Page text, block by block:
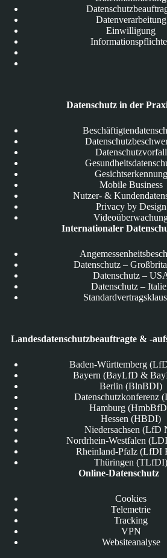
Datenverarbeitung
Einwilligung
Datenschutz in der
Datenschutzvorfall
Gesichtserkennung
Mobile Business
Nutzer- &
Privacy by Design
Internationaler
Datenschutz –
Datenschutz –
Datenschutz –
Landesdatenschutzbeauftragte & -
Baden-Württemberg
Bayern (BayLfD &
Berlin (BlnBDI)
Datenschutzkonferenz
Hamburg
Hessen (HBDI)
Niedersachsen (LfD
Nordrhein-Westfalen
Rheinland-Pfalz (LfDI
Thüringen (TLfDI)
Online-Datenschutz
Cookies
Telemetrie
Tracking
VPN
Websiteanalyse